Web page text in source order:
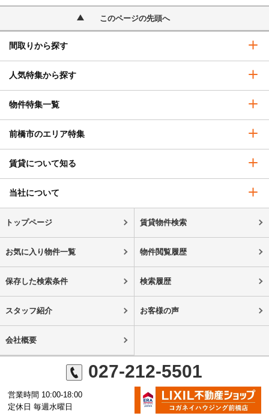
このページの先頭へ
間取りから探す
人気特集から探す
物件特集一覧
前橋市のエリア特集
賃貸について知る
当社について
トップページ 賃貸物件検索
お気に入り物件一覧 物件閲覧履歴
保存した検索条件 検索履歴
スタッフ紹介 お客様の声
会社概要
027-212-5501
営業時間 10:00-18:00
定休日 毎週水曜日